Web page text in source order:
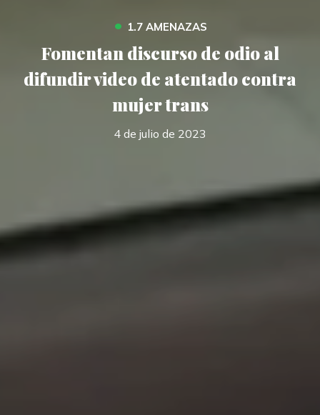
• 1.7 AMENAZAS
Fomentan discurso de odio al
difundir video de atentado contra
mujer trans
4 de julio de 2023